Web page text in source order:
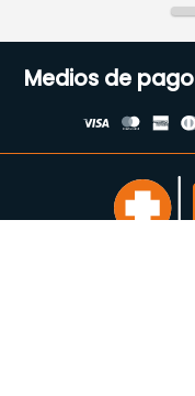
Medios de pago